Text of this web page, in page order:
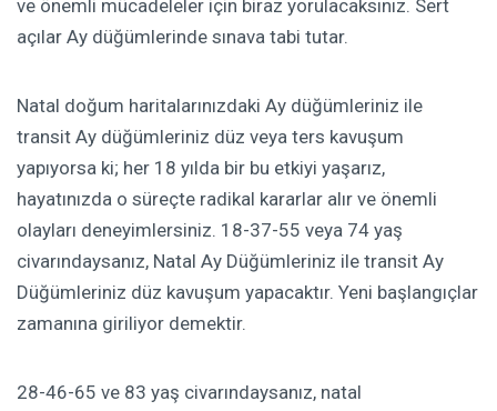
ve önemli mücadeleler için biraz yorulacaksınız. Sert
açılar Ay düğümlerinde sınava tabi tutar.
Natal doğum haritalarınızdaki Ay düğümleriniz ile
transit Ay düğümleriniz düz veya ters kavuşum
yapıyorsa ki; her 18 yılda bir bu etkiyi yaşarız,
hayatınızda o süreçte radikal kararlar alır ve önemli
olayları deneyimlersiniz. 18-37-55 veya 74 yaş
civarındaysanız, Natal Ay Düğümleriniz ile transit Ay
Düğümleriniz düz kavuşum yapacaktır. Yeni başlangıçlar
zamanına giriliyor demektir.
28-46-65 ve 83 yaş civarındaysanız, natal